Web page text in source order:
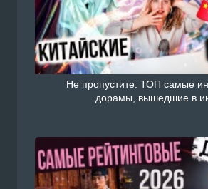
Не пропустите: ТОП самые
дорамы, вышедшие в